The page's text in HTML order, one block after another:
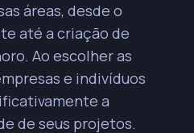
áreas, desde o
até a criação de
Ao escolher as
e indivíduos
a
de seus projetos.